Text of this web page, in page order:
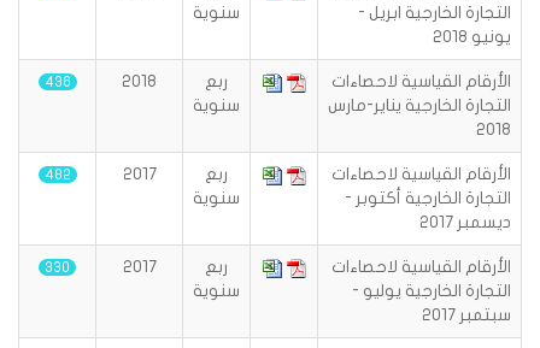
التجارة الخارجية ابريل -
يونيو 2018
سنوية
الأرقام القياسية لاحصاءات
التجارة الخارجية يناير-مارس
2018
ربع
سنوية
2018
436
الأرقام القياسية لاحصاءات
التجارة الخارجية أكتوبر -
ديسمبر 2017
ربع
سنوية
2017
482
الأرقام القياسية لاحصاءات
التجارة الخارجية يوليو -
سبتمبر 2017
ربع
سنوية
2017
330